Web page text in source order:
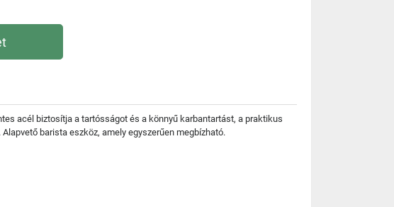
acél biztosítja a tartósságot és a könnyű karbantartást, a praktikus
barista eszköz, amely egyszerűen megbízható.